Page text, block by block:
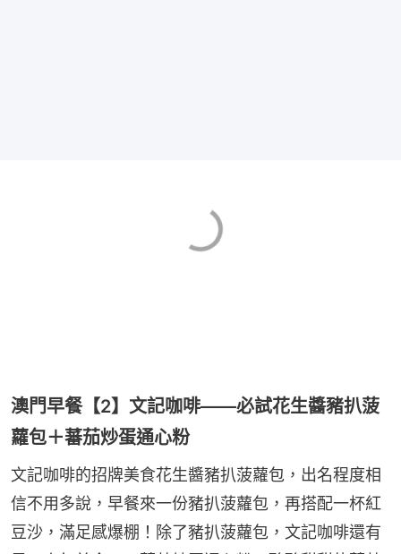
澳門早餐【2】文記咖啡——必試花生醬豬扒菠
蘿包＋蕃茄炒蛋通心粉
文記咖啡的招牌美食花生醬豬扒菠蘿包，出名程度相
信不用多說，早餐來一份豬扒菠蘿包，再搭配一杯紅
豆沙，滿足感爆棚！除了豬扒菠蘿包，文記咖啡還有